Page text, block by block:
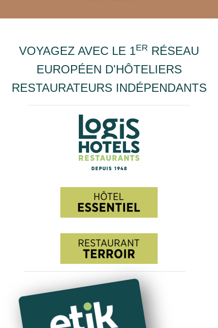
VOYAGEZ AVEC LE 1ER RÉSEAU
EUROPÉEN D'HÔTELIERS
RESTAURATEURS INDÉPENDANTS